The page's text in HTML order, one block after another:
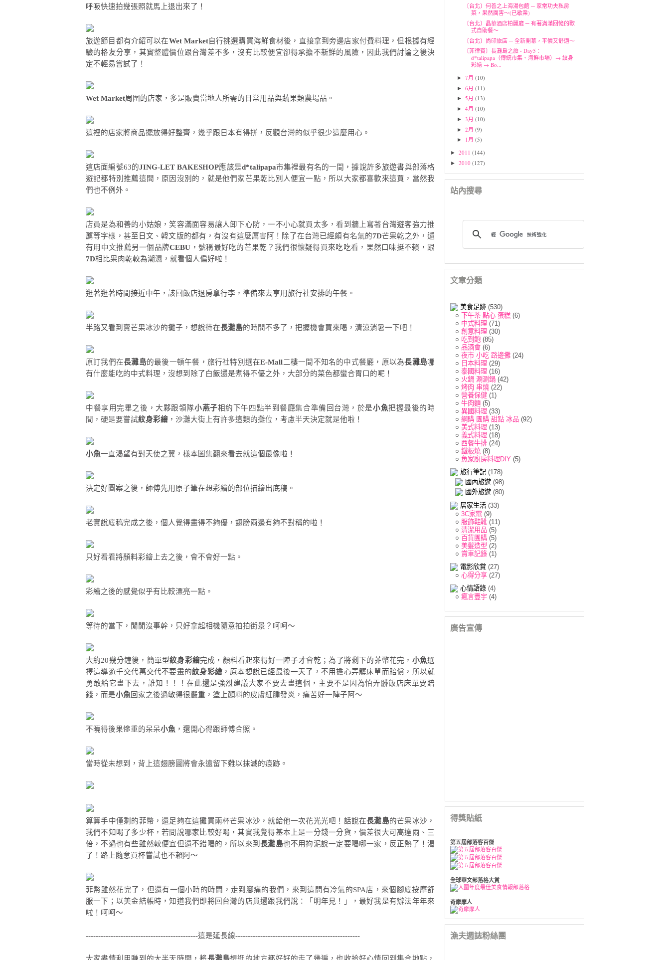
呼吸快速拍幾張照就馬上退出來了！
旅遊節目都有介紹可以在Wet Market自行挑選購買海鮮食材後，直接拿到旁邊店家付費料理，但根據有經
驗的格友分享，其實整體價位跟台灣差不多，沒有比較便宜卻得承擔不新鮮的風險，因此我們討論之後決
定不輕易嘗試了！
Wet Market周圍的店家，多是販賣當地人所需的日常用品與蔬果類農場品。
這裡的店家將商品擺放得好整齊，幾乎跟日本有得拼，反觀台灣的似乎很少這麼用心。
這店面編號63的JING-LET BAKESHOP應該是d*talipapa市集裡最有名的一間，據說許多旅遊書與部落格
遊記都特別推薦這間，原因沒別的，就是他們家芒果乾比別人便宜一點，所以大家都喜歡來這買，當然我
們也不例外。
店員是為和善的小姑娘，笑容滿面容易讓人卸下心防，一不小心就買太多，看到牆上寫著台灣遊客強力推
薦等字樣，甚至日文、韓文版的都有，有沒有這麼厲害阿！除了在台灣已經頗有名氣的7D芒果乾之外，還
有用中文推薦另一個品牌CEBU ，號稱最好吃的芒果乾？我們很懷疑得買來吃吃看，果然口味挺不賴，跟
7D相比果肉乾較為潮濕，就看個人偏好啦！
逛著逛著時間接近中午，該回飯店退房拿行李，準備來去享用旅行社安排的午餐。
半路又看到賣芒果冰沙的攤子，想說待在長灘島的時間不多了，把握機會買來喝，清涼消暑一下吧！
原訂我們在長灘島的最後一頓午餐，旅行社特別選在E-Mall二樓一間不知名的中式餐廳，原以為長灘島哪
有什麼能吃的中式料理，沒想到除了白飯還是煮得不優之外，大部分的菜色都蠻合胃口的呢！
中餐享用完畢之後，大夥跟領隊小燕子相約下午四點半到餐廳集合準備回台灣，於是小魚把握最後的時
間，硬是要嘗試紋身彩繪 ，沙灘大街上有許多這類的攤位，考慮半天決定就是他啦！
小魚一直渴望有對天使之翼，樣本圖集翻來看去就這個最像啦！
決定好圖案之後，師傅先用原子筆在想彩繪的部位描繪出底稿。
老實說底稿完成之後，個人覺得畫得不夠優，翅膀兩邊有夠不對稱的啦！
只好看看將顏料彩繪上去之後，會不會好一點。
彩繪之後的感覺似乎有比較漂亮一點。
等待的當下，閒閒沒事幹，只好拿起相機隨意拍拍街景？呵呵～
大約20幾分鐘後，簡單型紋身彩繪完成，顏料看起來得好一陣子才會乾；為了將剩下的菲幣花完， 小魚選
擇這導遊千交代萬交代不要畫的紋身彩繪 ，原本想說已經最後一天了，不用擔心弄髒床單而賠償，所以就
勇敢給它畫下去，誰知！！！在此還是強烈建議大家不要去畫這個，主要不是因為怕弄髒飯店床單要賠
錢，而是小魚 回家之後過敏得很嚴重，塗上顏料的皮膚紅腫發炎，痛苦好一陣子阿～
不曉得後果慘重的呆呆小魚 ，還開心得跟師傅合照。
當時從未想到，背上這翅膀圖將會永遠留下難以抹滅的痕跡。
算算手中僅剩的菲幣，還足夠在這攤買兩杯芒果冰沙，就給他一次花光光吧！話說在長灘島的芒果冰沙，
我們不知喝了多少杯，若問說哪家比較好喝，其實我覺得基本上是一分錢一分貨，價差很大可高達兩、三
倍，不過也有些雖然較便宜但還不錯喝的，所以來到長灘島也不用拘泥說一定要喝哪一家，反正熱了！渴
了！路上隨意買杯嘗試也不賴阿～
菲幣雖然花完了，但還有一個小時的時間，走到腳痛的我們，來到這間有冷氣的SPA店，來個腳底按摩舒
服一下；以美金結帳時，知道我們即將回台灣的店員還跟我們說：「明年見！」，最好我是有辦法年年來
啦！呵呵～
---------------------------------------------這是延長線--------------------------------------------------
大家盡情利用賺到的大半天時間，將長灘島想逛的地方都好好的走了幾遍，也收拾好心情回到集合地點，
〔台北〕何善之上海湯包館 ─ 家常功夫私房
菜，果然厲害～(已歇業)
〔台北〕晶華酒店柏麗廳 ─ 有著滿滿回憶的歐
式自助餐～
〔台北〕尚印旅店 ─ 全新開幕，平價又舒適～
〔菲律賓〕長灘島之旅 - Day5：
d*talipapa（傳統市集、海鮮市場）→ 紋身
彩繪 → Bo...
►7月(10)
►6月(11)
►5月(13)
►4月(10)
►3月(10)
►2月(9)
► 1月(5)
► 2011 (144)
► 2010 (127)
站內搜尋
文章分類
美食足跡 (530)
○
下午茶 點心 蛋糕 (6)
○ 中式料理 (71)
○ 創意料理 (30)
○ 吃到飽 (85)
○ 品酒會 (6)
○ 夜市 小吃 路邊攤 (24)
○ 日本料理 (29)
○ 泰國料理 (16)
○ 火鍋 涮涮鍋 (42)
○ 烤肉 串燒 (22)
○ 營養保健 (1)
○ 牛肉麵 (5)
○ 異國料理 (33)
○ 網購 團購 甜點 冰品 (92)
○ 美式料理 (13)
○ 義式料理 (18)
○ 西餐牛排 (24)
○ 鐵板燒 (8)
○ 魚家廚房料理DIY (5)
旅行筆記 (178)
國內旅遊 (98)
國外旅遊 (80)
居家生活 (33)
○ 3C家電 (9)
○ 服飾鞋靴 (11)
○ 清潔用品 (5)
○ 百貨團購 (5)
○ 美髮造型 (2)
○ 賞車記錄 (1)
電影欣賞 (27)
○ 心得分享 (27)
心情語錄 (4)
○ 瘋言豐宇 (4)
廣告宣傳
得獎貼紙
第五屆部落客百傑
全球華文部落格大賞
奇摩摩人
漁夫週誌粉絲團